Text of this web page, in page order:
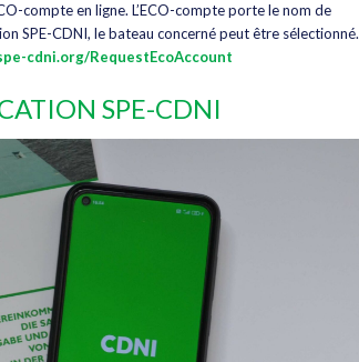
compte en ligne. L’ECO-compte porte le nom de
SPE-CDNI, le bateau concerné peut être sélectionné.
cdni.org/RequestEcoAccount
SPE-CDNI